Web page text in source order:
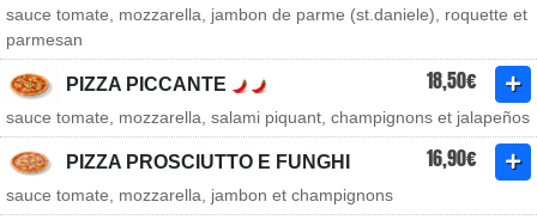
sauce tomate, mozzarella, jambon de parme (st.daniele), roquette et
parmesan
PIZZA PICCANTE 18,50€
sauce tomate, mozzarella, salami piquant, champignons et jalapeños
PIZZA PROSCIUTTO E FUNGHI 16,90€
sauce tomate, mozzarella, jambon et champignons